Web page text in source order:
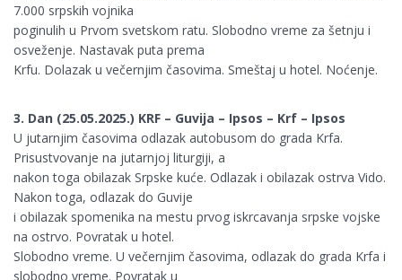
7.000 srpskih vojnika
poginulih u Prvom svetskom ratu. Slobodno vreme za šetnju i
osveženje. Nastavak puta prema
Krfu. Dolazak u večernjim časovima. Smeštaj u hotel. Noćenje.
3. Dan (25.05.2025.) KRF – Guvija – Ipsos – Krf – Ipsos
U jutarnjim časovima odlazak autobusom do grada Krfa.
Prisustvovanje na jutarnjoj liturgiji, a
nakon toga obilazak Srpske kuće. Odlazak i obilazak ostrva Vido.
Nakon toga, odlazak do Guvije
i obilazak spomenika na mestu prvog iskrcavanja srpske vojske
na ostrvo. Povratak u hotel.
Slobodno vreme. U večernjim časovima, odlazak do grada Krfa i
slobodno vreme. Povratak u